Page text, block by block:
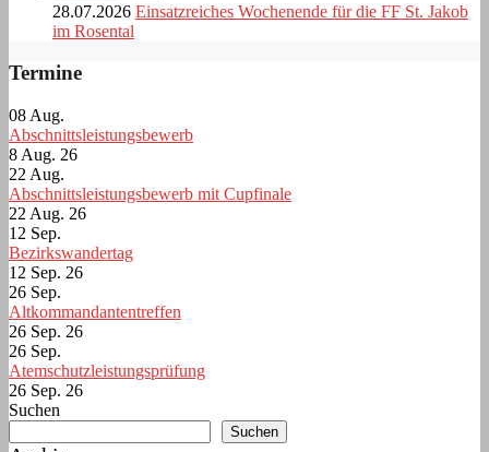
28.07.2026 Einsatzreiches Wochenende für die FF St. Jakob
im Rosental
Termine
08 Aug.
Abschnittsleistungsbewerb
8 Aug. 26
22 Aug.
Abschnittsleistungsbewerb mit Cupfinale
22 Aug. 26
12 Sep.
Bezirkswandertag
12 Sep. 26
26 Sep.
Altkommandantentreffen
26 Sep. 26
26 Sep.
Atemschutzleistungsprüfung
26 Sep. 26
Suchen
Suchen